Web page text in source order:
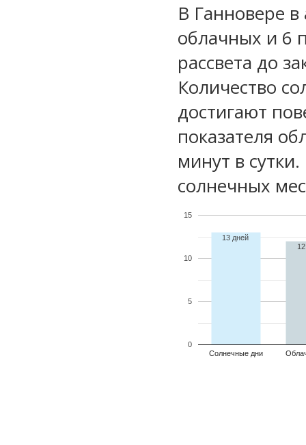
В Ганновере в
облачных и 6
рассвета до
Количество
достигают
показателя
минут в
солнечных
Солнечные дни
0
5
10
15
13 дней